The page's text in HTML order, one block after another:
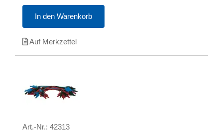
In den Warenkorb
Auf Merkzettel
Art.-Nr.: 42313